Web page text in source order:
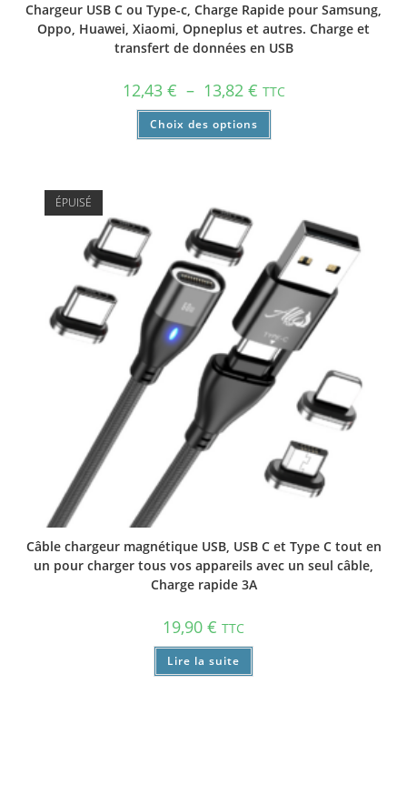
Chargeur USB C ou Type-c, Charge Rapide pour Samsung,
Oppo, Huawei, Xiaomi, Opneplus et autres. Charge et
transfert de données en USB
12,43 € – 13,82 € TTC
Choix des options
ÉPUISÉ
Câble chargeur magnétique USB, USB C et Type C tout en
un pour charger tous vos appareils avec un seul câble,
Charge rapide 3A
19,90 € TTC
Lire la suite